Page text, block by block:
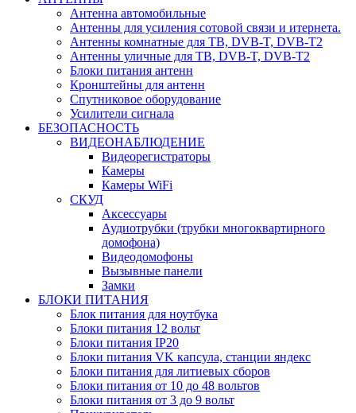
Антенна автомобильные
Антенны для усиления сотовой связи и итернета.
Антенны комнатные для ТВ, DVB-T, DVB-T2
Антенны уличные для ТВ, DVB-T, DVB-T2
Блоки питания антенн
Кронштейны для антенн
Спутниковое оборудование
Усилители сигнала
БЕЗОПАСНОСТЬ
ВИДЕОНАБЛЮДЕНИЕ
Видеорегистраторы
Камеры
Камеры WiFi
СКУД
Аксессуары
Аудиотрубки (трубки многоквартирного
домофона)
Видеодомофоны
Вызывные панели
Замки
БЛОКИ ПИТАНИЯ
Блок питания для ноутбука
Блоки питания 12 вольт
Блоки питания IP20
Блоки питания VK капсула, станции яндекс
Блоки питания для литиевых сборов
Блоки питания от 10 до 48 вольтов
Блоки питания от 3 до 9 вольт